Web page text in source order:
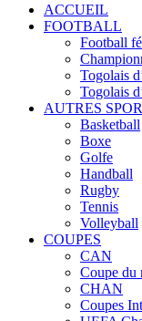
ACCUEIL
FOOTBALL
Football
Togolais
Togolais
AUTRES
Basketball
Boxe
Golfe
Handball
Rugby
Tennis
Volleyball
COUPES
CAN
Coupe du
CHAN
Coupes